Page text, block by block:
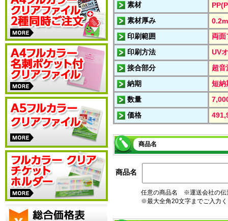
素材
素材厚み
印刷範囲
両面
印刷方法
UV
接合部分
超音
納期
短納
数量
価格
商品名
商品名
任意の商品名 ※運送会社の伝
※最大全角20文字までご入力